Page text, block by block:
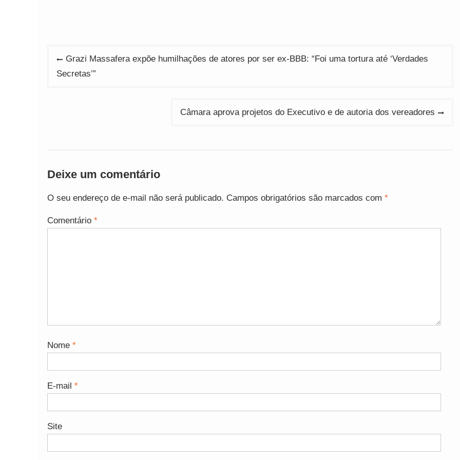
Navegação
de
Grazi Massafera expõe humilhações de atores por ser ex-BBB: “Foi uma tortura até ‘Verdades
Secretas’”
Câmara aprova projetos do Executivo e de autoria dos vereadores
Deixe um comentário
O seu endereço de e-mail não será publicado. Campos obrigatórios são marcados com *
Comentário *
Nome *
E-mail *
Site